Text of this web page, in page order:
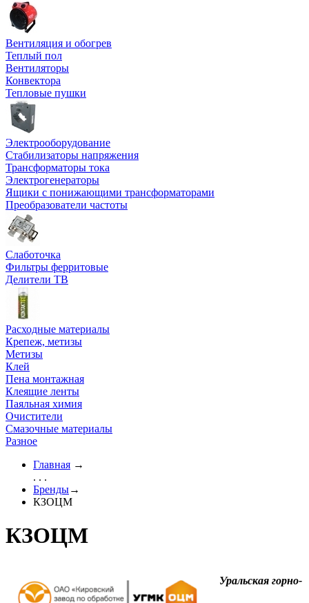
Вентиляция и обогрев
Теплый пол
Вентиляторы
Конвектора
Тепловые пушки
Электрооборудование
Стабилизаторы напряжения
Трансформаторы тока
Электрогенераторы
Ящики с понижающими трансформаторами
Преобразователи частоты
Слаботочка
Фильтры ферритовые
Делители ТВ
Расходные материалы
Крепеж, метизы
Метизы
Клей
Пена монтажная
Клеящие ленты
Паяльная химия
Очистители
Смазочные материалы
Разное
Главная →
. . .
Бренды→
КЗОЦМ
КЗОЦМ
Уральская горно-